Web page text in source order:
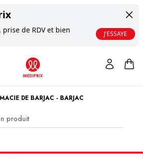
de RDV et bien
J'ESSAYE
DE BARJAC - BARJAC